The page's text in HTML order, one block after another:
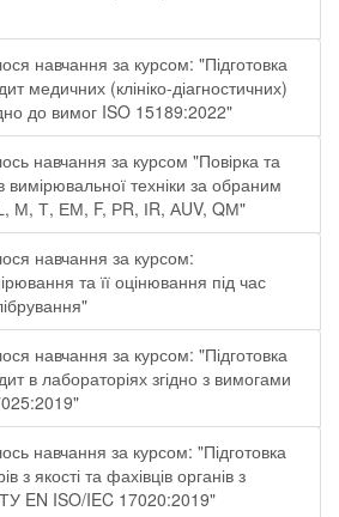
навчання за курсом: "Підготовка
медичних (клініко-діагностичних)
до вимог ISO 15189:2022"
навчання за курсом "Повірка та
вимірювальної техніки за обраним
М, Т, ЕМ, F, РR, ІR, АUV, QМ"
навчання за курсом:
та її оцінювання під час
навчання за курсом: "Підготовка
в лабораторіях згідно з вимогами
навчання за курсом: "Підготовка
з якості та фахівців органів з
EN ISO/IEC 17020:2019"